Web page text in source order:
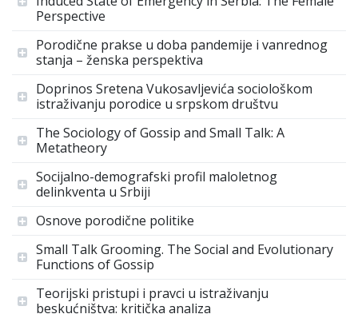
Perspective
Porodične prakse u doba pandemije i vanrednog
stanja – ženska perspektiva
Doprinos Sretena Vukosavljevića sociološkom
istraživanju porodice u srpskom društvu
The Sociology of Gossip and Small Talk: A
Metatheory
Socijalno-demografski profil maloletnog
delinkventa u Srbiji
Osnove porodične politike
Small Talk Grooming. The Social and Evolutionary
Functions of Gossip
Teorijski pristupi i pravci u istraživanju
beskućništva: kritička analiza